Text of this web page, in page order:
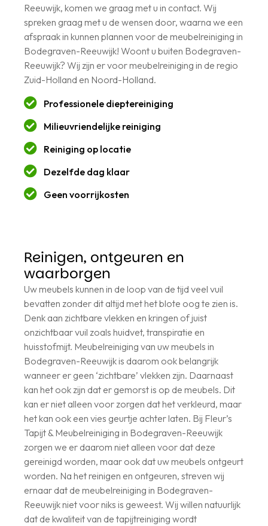
Reeuwijk, komen we graag met u in contact. Wij
spreken graag met u de wensen door, waarna we een
afspraak in kunnen plannen voor de meubelreiniging in
Bodegraven-Reeuwijk! Woont u buiten Bodegraven-
Reeuwijk? Wij zijn er voor meubelreiniging in de regio
Zuid-Holland en Noord-Holland.
Professionele dieptereiniging
Milieuvriendelijke reiniging
Reiniging op locatie
Dezelfde dag klaar
Geen voorrijkosten
Reinigen, ontgeuren en
waarborgen
Uw meubels kunnen in de loop van de tijd veel vuil
bevatten zonder dit altijd met het blote oog te zien is.
Denk aan zichtbare vlekken en kringen of juist
onzichtbaar vuil zoals huidvet, transpiratie en
huisstofmijt. Meubelreiniging van uw meubels in
Bodegraven-Reeuwijk is daarom ook belangrijk
wanneer er geen ‘zichtbare’ vlekken zijn. Daarnaast
kan het ook zijn dat er gemorst is op de meubels. Dit
kan er niet alleen voor zorgen dat het verkleurd, maar
het kan ook een vies geurtje achter laten. Bij Fleur’s
Tapijt & Meubelreiniging in Bodegraven-Reeuwijk
zorgen we er daarom niet alleen voor dat deze
gereinigd worden, maar ook dat uw meubels ontgeurt
worden. Na het reinigen en ontgeuren, streven wij
ernaar dat de meubelreiniging in Bodegraven-
Reeuwijk niet voor niks is geweest. Wij willen natuurlijk
dat de kwaliteit van de tapijtreiniging wordt